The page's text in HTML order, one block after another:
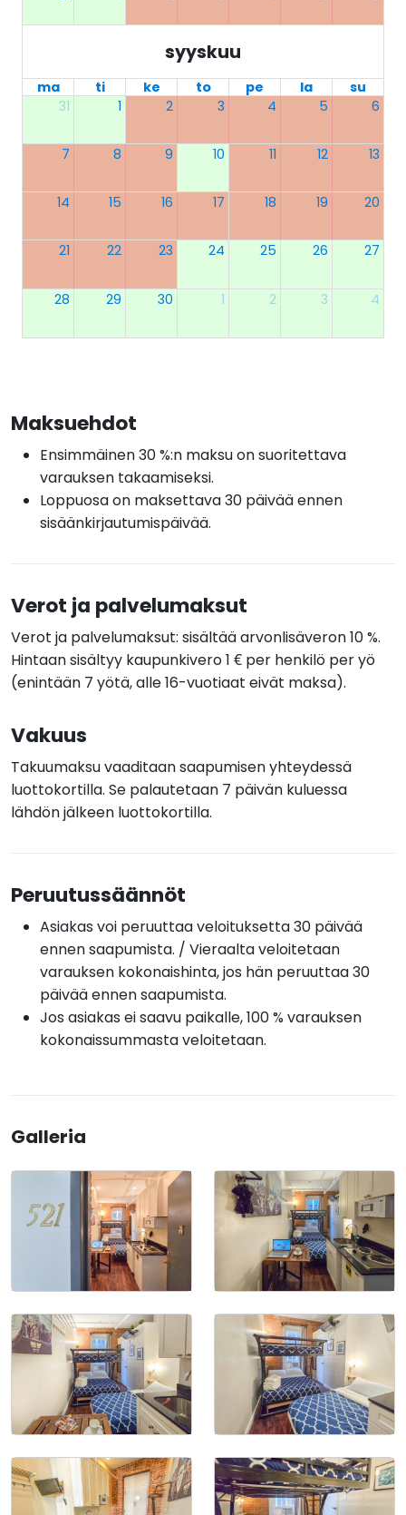
syyskuu
ma ti ke to pe la
su
31
1 2 3 4 5 6
7 8 9 10 11 12 13
14 15 16 17 18 19 20
21 22 23 24 25 26 27
28 29 30 1 2 3 4
Maksuehdot
Ensimmäinen 30 %:n maksu on suoritettava
varauksen takaamiseksi.
Loppuosa on maksettava 30 päivää ennen
sisäänkirjautumispäivää.
Verot ja palvelumaksut
Verot ja palvelumaksut: sisältää arvonlisäveron 10 %.
Hintaan sisältyy kaupunkivero 1 € per henkilö per yö
(enintään 7 yötä, alle 16-vuotiaat eivät maksa).
Vakuus
Takuumaksu vaaditaan saapumisen yhteydessä
luottokortilla. Se palautetaan 7 päivän kuluessa
lähdön jälkeen luottokortilla.
Peruutussäännöt
Asiakas voi peruuttaa veloituksetta 30 päivää
ennen saapumista. / Vieraalta veloitetaan
varauksen kokonaishinta, jos hän peruuttaa 30
päivää ennen saapumista.
Jos asiakas ei saavu paikalle, 100 % varauksen
kokonaissummasta veloitetaan.
Galleria